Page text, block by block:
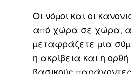
Οι νόμοι και οι
από χώρα σε χώρα,
μεταφράζετε μια
η ακρίβεια και η
βασικούς